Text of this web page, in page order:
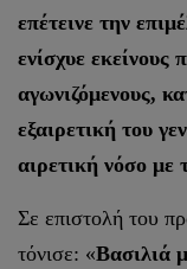
επέτεινε την
ενίσχυε εκείνους
αγωνιζόμενους,
εξαιρετική του
αιρετική νόσο με
Σε επιστολή του
τόνισε: «Βασιλιά